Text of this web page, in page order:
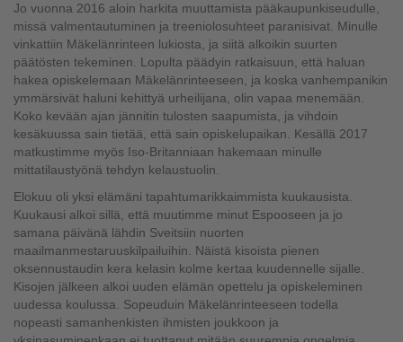
Jo vuonna 2016 aloin harkita muuttamista pääkaupunkiseudulle,
missä valmentautuminen ja treeniolosuhteet paranisivat. Minulle
vinkattiin Mäkelänrinteen lukiosta, ja siitä alkoikin suurten
päätösten tekeminen. Lopulta päädyin ratkaisuun, että haluan
hakea opiskelemaan Mäkelänrinteeseen, ja koska vanhempanikin
ymmärsivät haluni kehittyä urheilijana, olin vapaa menemään.
Koko kevään ajan jännitin tulosten saapumista, ja vihdoin
kesäkuussa sain tietää, että sain opiskelupaikan. Kesällä 2017
matkustimme myös Iso-Britanniaan hakemaan minulle
mittatilaustyönä tehdyn kelaustuolin.
Elokuu oli yksi elämäni tapahtumarikkaimmista kuukausista.
Kuukausi alkoi sillä, että muutimme minut Espooseen ja jo
samana päivänä lähdin Sveitsiin nuorten
maailmanmestaruuskilpailuihin. Näistä kisoista pienen
oksennustaudin kera kelasin kolme kertaa kuudennelle sijalle.
Kisojen jälkeen alkoi uuden elämän opettelu ja opiskeleminen
uudessa koulussa. Sopeuduin Mäkelänrinteeseen todella
nopeasti samanhenkisten ihmisten joukkoon ja